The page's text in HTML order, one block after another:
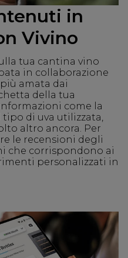
in
Vivino
tua cantina vino
in collaborazione
amata dai
della tua
come la
di uva utilizzata,
altro ancora. Per
le recensioni degli
che corrispondono ai
personalizzati in